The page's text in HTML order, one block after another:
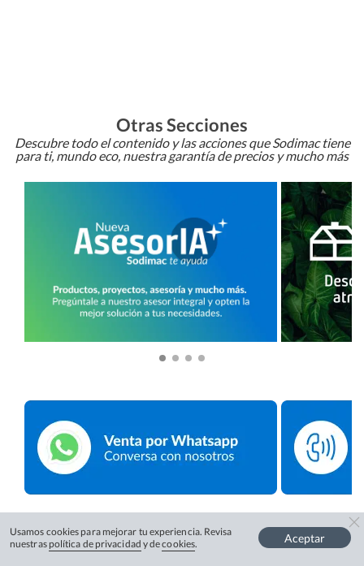
Otras Secciones
Descubre todo el contenido y las acciones que Sodimac tiene
para ti, mundo eco, nuestra garantía de precios y mucho más
Usamos cookies para mejorar tu experiencia. Revisa
nuestras política de privacidad y decookies. Aceptar